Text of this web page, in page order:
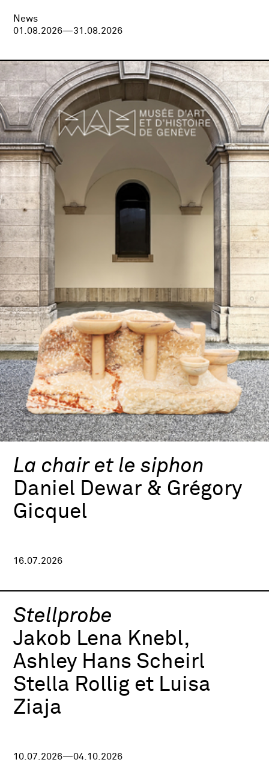
News
01.08.2026—31.08.2026
La chair et le siphon
Daniel Dewar & Grégory
Gicquel
16.07.2026
Stellprobe
Jakob Lena Knebl,
Ashley Hans Scheirl
Stella Rollig et Luisa
Ziaja
10.07.2026—04.10.2026